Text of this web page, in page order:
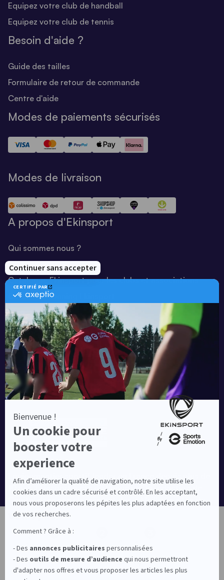
Votre pack
1
Equipez votre club de handball
Equipez votre club de tennis
Besoin d'aide ?
Guide des tailles
Formulaire de retour de commande
Centre d'aide
Modes de paiements sécurisés
Modes de livraison
A propos d'Ekinsport
Qui sommes nous ?
Notre savoir-faire
Catalogue Ekinsport pour les clubs et associations
Catalogue running Ekinsport
Blog
Une société de :
Equipementier sportif leader en France depuis plus de
10 ans, Ekinsport a été distingué par la rédaction de
Capital dans son classement des « Meilleurs sites de
commerce en ligne 2024 », catégorie Sportswear.
En savoir plus
© EKINSPORT 2026